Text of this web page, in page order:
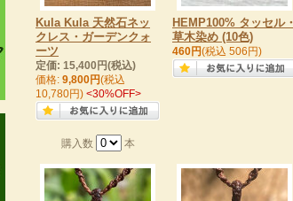
Kula Kula 天然石ネッ
クレス・ガーデンクォ
ーツ
定価: 15,400円(税込)
価格: 9,800円(税込
10,780円) <30%OFF>
購入数 本
HEMP100% タッセル・
草木染め (10色)
460円(税込 506円)